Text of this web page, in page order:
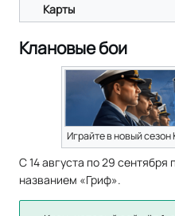
Карты
Клановые бои
Играйте в новый
С 14 августа по 29 сентября
названием «Гриф».